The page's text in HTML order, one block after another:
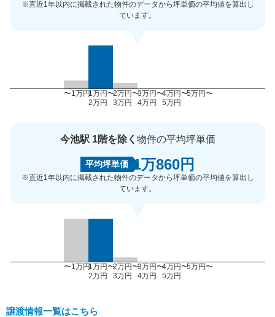
※直近1年以内に掲載された物件のデータから坪単価の平均値を算出し
ています。
〜1万円1万円〜
2万円
2万円〜
3万円
3万円〜
4万円
4万円〜
5万円
5万円〜
今池駅 1階を除く 物件の平均坪単価
平均坪単価 1万860円
※直近1年以内に掲載された物件のデータから坪単価の平均値を算出し
ています。
〜1万円1万円〜
2万円
2万円〜
3万円
3万円〜
4万円
4万円〜
5万円
5万円〜
譲渡情報一覧はこちら